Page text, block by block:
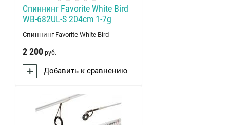
Спиннинг Favorite White Bird
WB-682UL-S 204cm 1-7g
Спиннинг Favorite White Bird
2 200 руб.
Добавить к сравнению